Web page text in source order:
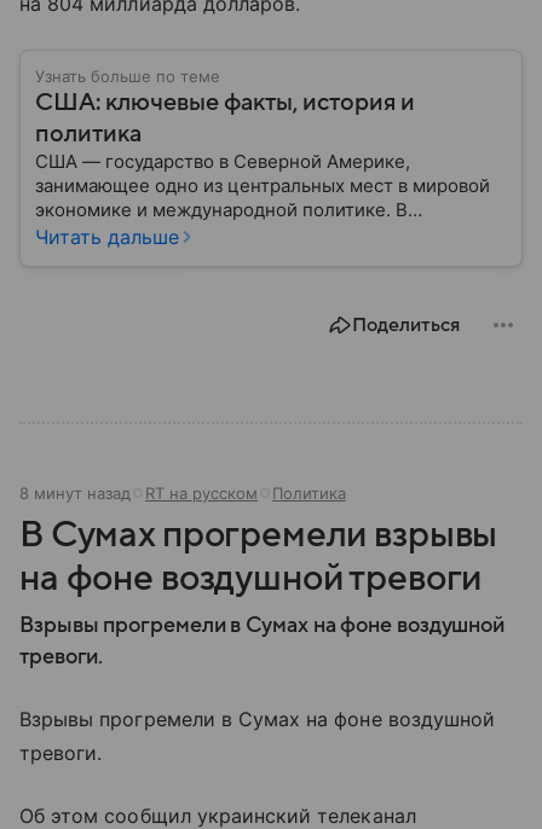
Узнать больше по теме
США: ключевые факты, история и
политика
США — государство в Северной Америке,
занимающее одно из центральных мест в мировой
экономике и международной политике. В
материале — основные сведения об этой стране.
Читать дальше
Поделиться
8 минут назад RT на русском Политика
В Сумах прогремели взрывы
на фоне воздушной тревоги
Взрывы прогремели в Сумах на фоне воздушной
тревоги.
Взрывы прогремели в Сумах на фоне воздушной
тревоги.
Об этом сообщил украинский телеканал